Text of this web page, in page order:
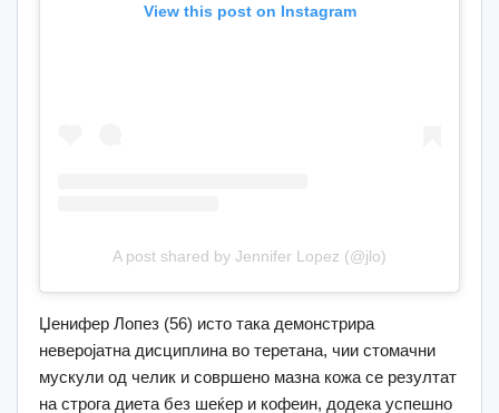
View this post on Instagram
A post shared by Jennifer Lopez (@jlo)
Џенифер Лопез (56) исто така демонстрира
неверојатна дисциплина во теретана, чии стомачни
мускули од челик и совршено мазна кожа се резултат
на строга диета без шеќер и кофеин, додека успешно